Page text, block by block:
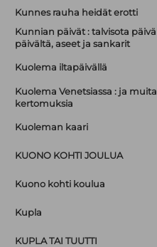
Kunnes rauha heidät erotti
Kunnian päivät : talvisota päivä
päivältä, aseet ja sankarit
Kuolema iltapäivällä
Kuolema Venetsiassa : ja muita
kertomuksia
Kuoleman kaari
KUONO KOHTI JOULUA
Kuono kohti koulua
Kupla
KUPLA TAI TUUTTI